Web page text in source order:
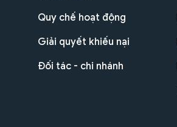
Quy chế hoạt động
Giải quyết khiếu nại
Đối tác - chi nhánh